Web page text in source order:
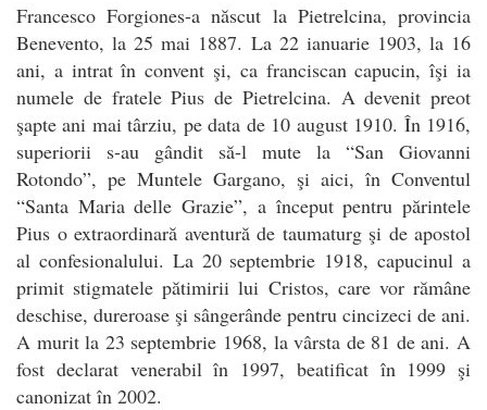
Francesco Forgiones-a născut la Pietrelcina, provincia
Benevento, la 25 mai 1887. La 22 ianuarie 1903, la 16
ani, a intrat în convent şi, ca franciscan capucin, îşi ia
numele de fratele Pius de Pietrelcina. A devenit preot
şapte ani mai târziu, pe data de 10 august 1910. În 1916,
superiorii s-au gândit să-l mute la “San Giovanni
Rotondo”, pe Muntele Gargano, şi aici, în Conventul
“Santa Maria delle Grazie”, a început pentru părintele
Pius o extraordinară aventură de taumaturg şi de apostol
al confesionalului. La 20 septembrie 1918, capucinul a
primit stigmatele pătimirii lui Cristos, care vor rămâne
deschise, dureroase şi sângerânde pentru cincizeci de ani.
A murit la 23 septembrie 1968, la vârsta de 81 de ani. A
fost declarat venerabil în 1997, beatificat în 1999 şi
canonizat în 2002.